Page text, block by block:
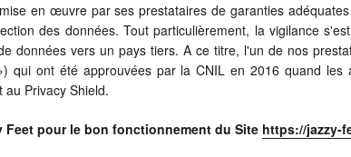
en œuvre par ses prestataires de garanties
des données. Tout particulièrement, la vigilance
données vers un pays tiers. A ce titre, l'un de nos
qui ont été approuvées par la CNIL en 2016 quand les
Privacy Shield.
pour le bon fonctionnement du Site https://jazzy-